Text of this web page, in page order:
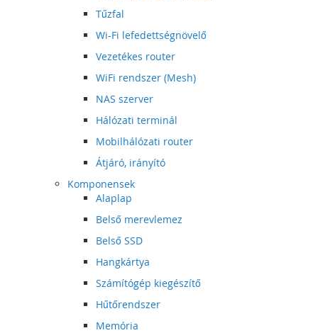
Tűzfal
Wi-Fi lefedettségnövelő
Vezetékes router
WiFi rendszer (Mesh)
NAS szerver
Hálózati terminál
Mobilhálózati router
Átjáró, irányító
Komponensek
Alaplap
Belső merevlemez
Belső SSD
Hangkártya
Számítógép kiegészítő
Hűtőrendszer
Memória